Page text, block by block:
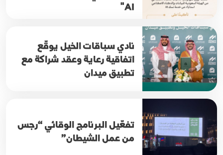
AI"
نادي سباقات الخيل يوقّع
اتفاقية رعاية وعقد شراكة مع
تطبيق ميدان
تفعّيل البرنامج الوقائي “رجس
من عمل الشيطان”